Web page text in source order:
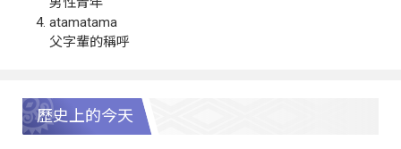
atamatama
父字輩的稱呼
歷史上的今天